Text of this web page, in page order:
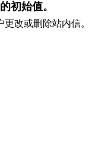
初始值。
改或删除站内信。